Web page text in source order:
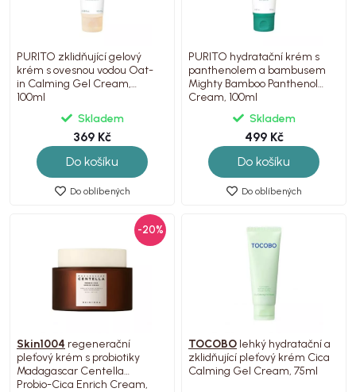
PURITO zklidňující gelový
krém s ovesnou vodou Oat-
in Calming Gel Cream,
100ml
Skladem
369 Kč
Do košíku
Do oblíbených
PURITO hydratační krém s
panthenolem a bambusem
Mighty Bamboo Panthenol
Cream, 100ml
Skladem
499 Kč
Do košíku
Do oblíbených
-20%
Skin1004 regenerační
pleťový krém s probiotiky
Madagascar Centella
Probio-Cica Enrich Cream,
TOCOBO lehký hydratační a
zklidňující pleťový krém Cica
Calming Gel Cream, 75ml